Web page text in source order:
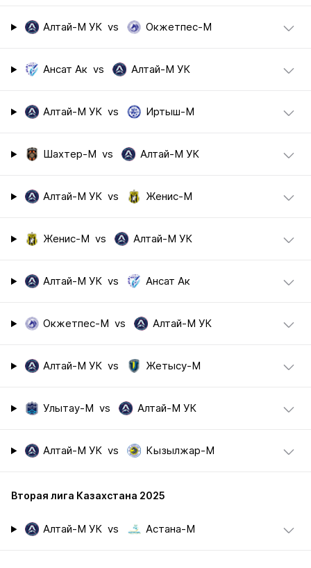
Алтай-М УК vs Окжетпес-М
Ансат Ак vs Алтай-М УК
Алтай-М УК vs Иртыш-М
Шахтер-М vs Алтай-М УК
Алтай-М УК vs Женис-М
Женис-М vs Алтай-М УК
Алтай-М УК vs Ансат Ак
Окжетпес-М vs Алтай-М УК
Алтай-М УК vs Жетысу-М
Улытау-М vs Алтай-М УК
Алтай-М УК vs Кызылжар-М
Вторая лига Казахстана 2025
Алтай-М УК vs Астана-М